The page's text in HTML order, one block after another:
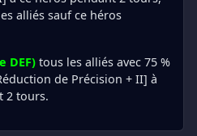
alliés sauf ce héros
DEF) tous les alliés avec 75 %
de Précision + II] à
2 tours.